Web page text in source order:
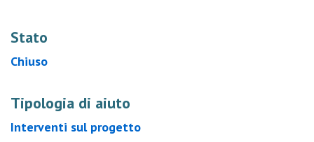
Stato
Chiuso
Tipologia di aiuto
Interventi sul progetto